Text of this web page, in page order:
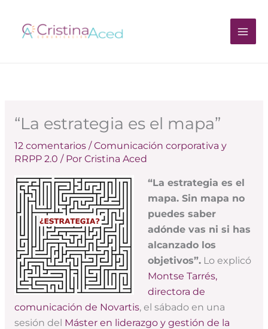
contenido
“La estrategia es el mapa”
12 comentarios /Comunicación corporativa y
RRPP 2.0 / Por Cristina Aced
“La estrategia es el
mapa. Sin mapa no
puedes saber
adónde vas ni si has
alcanzado los
objetivos”. Lo explicó
Montse Tarrés,
directora de
comunicación de Novartis, el sábado en una
sesión del Máster en liderazgo y gestión de la